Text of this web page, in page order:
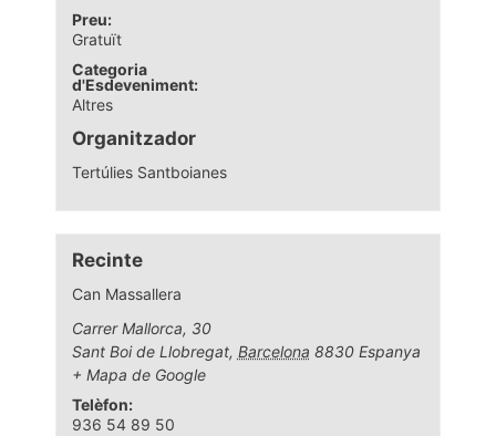
Preu:
Gratuït
Categoria
d'Esdeveniment:
Altres
Organitzador
Tertúlies Santboianes
Recinte
Can Massallera
Carrer Mallorca, 30
Sant Boi de Llobregat, Barcelona 8830 Espanya
+ Mapa de Google
Telèfon:
936 54 89 50